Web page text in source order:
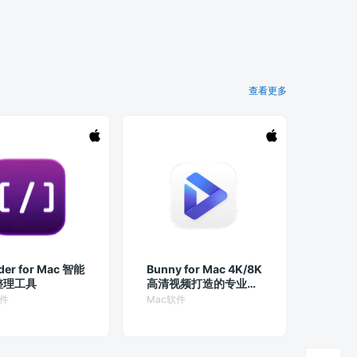
查看更多
for Mac 智能
理工具
Bunny for Mac 4K/8K
高清视频打造的专业播
放器
Mac软件